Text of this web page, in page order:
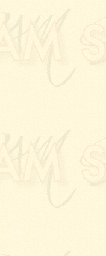
Espace
à l'
Galerie